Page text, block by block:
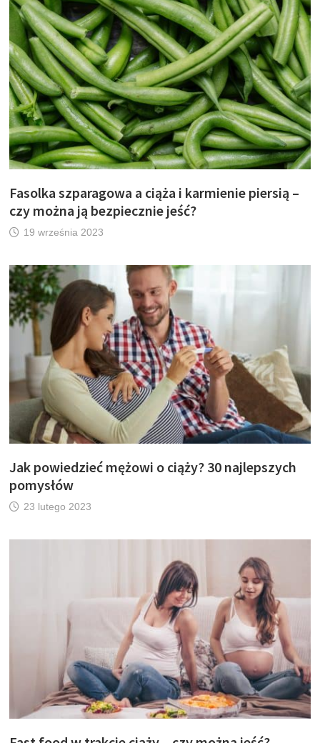
Fasolka szparagowa a ciąża i karmienie piersią –
czy można ją bezpiecznie jeść?
19 września 2023
Jak powiedzieć mężowi o ciąży? 30 najlepszych
pomysłów
23 lutego 2023